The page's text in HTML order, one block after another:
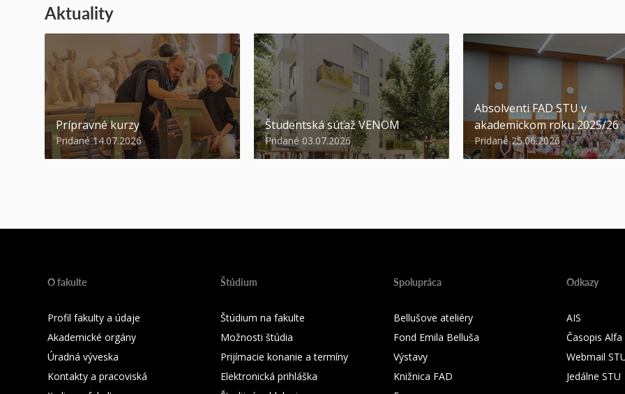
Aktuality
Prípravné kurzy
Pridané 14.07.2026
Študentská súťaž VENOM
Pridané 03.07.2026
Absolventi FAD STU v
akademickom roku 2025/26
Pridané 25.06.2026
O fakulte
Profil fakulty a údaje
Akademické orgány
Úradná výveska
Kontakty a pracoviská
Štúdium
Štúdium na fakulte
Možnosti štúdia
Prijímacie konanie a termíny
Elektronická prihláška
Spolupráca
Bellušove ateliéry
Fond Emila Belluša
Výstavy
Knižnica FAD
Odkazy
AIS
Časopis Alfa
Webmail
Jedálne STU